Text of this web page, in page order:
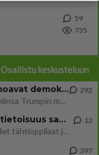
59
735
Osallistu keskusteluun
Jos SDP ei voita reilusti, persut kumoavat demokratian Suomesta
Näin tekisi ainakin Rydman seuratessaan idolinsa Trumpin mallia https://www.is.fi/politiikka/art-2000012187244.html
292
Uuden TTK-juontajan ympärillä epätietoisuus sakenee - Nyt MTV hämmentää soppaa
TTK tulee taas tänä syksynä. Ohjelman uudet tähtioppilaat julkistetaan torstaina 6. elokuuta klo 14 alkavassa lehdistö
12
397